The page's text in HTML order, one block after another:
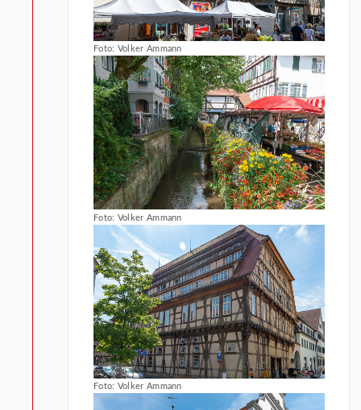
Foto: Volker Ammann
Foto: Volker Ammann
Foto: Volker Ammann